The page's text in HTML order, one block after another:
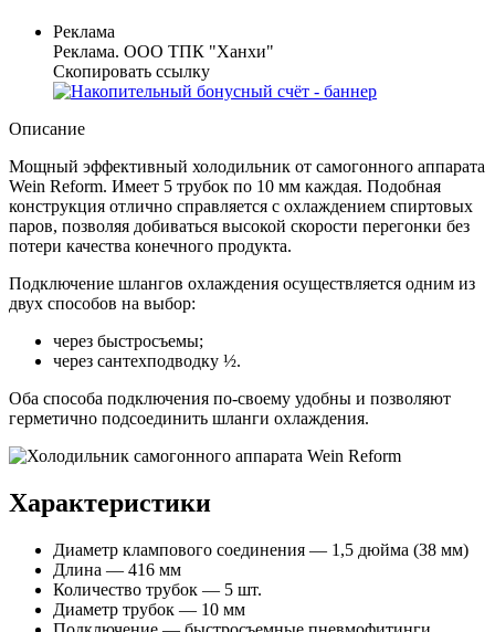
Реклама
Реклама. ООО ТПК "Ханхи"
Скопировать ссылку
Описание
Мощный эффективный холодильник от самогонного аппарата
Wein Reform. Имеет 5 трубок по 10 мм каждая. Подобная
конструкция отлично справляется с охлаждением спиртовых
паров, позволяя добиваться высокой скорости перегонки без
потери качества конечного продукта.
Подключение шлангов охлаждения осуществляется одним из
двух способов на выбор:
через быстросъемы;
через сантехподводку ½.
Оба способа подключения по-своему удобны и позволяют
герметично подсоединить шланги охлаждения.
Характеристики
Диаметр клампового соединения — 1,5 дюйма (38 мм)
Длина — 416 мм
Количество трубок — 5 шт.
Диаметр трубок — 10 мм